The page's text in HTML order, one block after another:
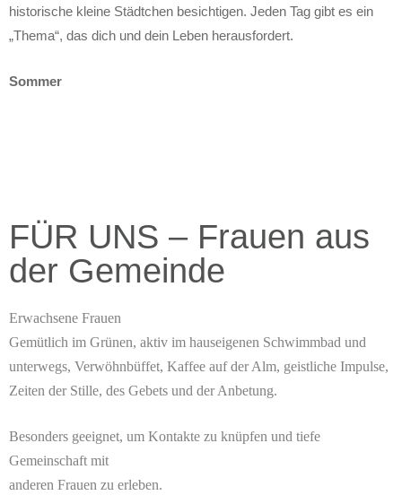
historische kleine Städtchen besichtigen. Jeden Tag gibt es ein
„Thema“, das dich und dein Leben herausfordert.
Sommer
FÜR UNS – Frauen aus
der Gemeinde
Erwachsene Frauen
Gemütlich im Grünen, aktiv im hauseigenen Schwimmbad und
unterwegs, Verwöhnbüffet, Kaffee auf der Alm, geistliche Impulse,
Zeiten der Stille, des Gebets und der Anbetung.
Besonders geeignet, um Kontakte zu knüpfen und tiefe
Gemeinschaft mit
anderen Frauen zu erleben.